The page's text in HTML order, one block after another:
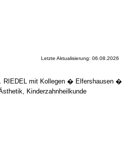
Letzte Aktualisierung: 06.08.2026